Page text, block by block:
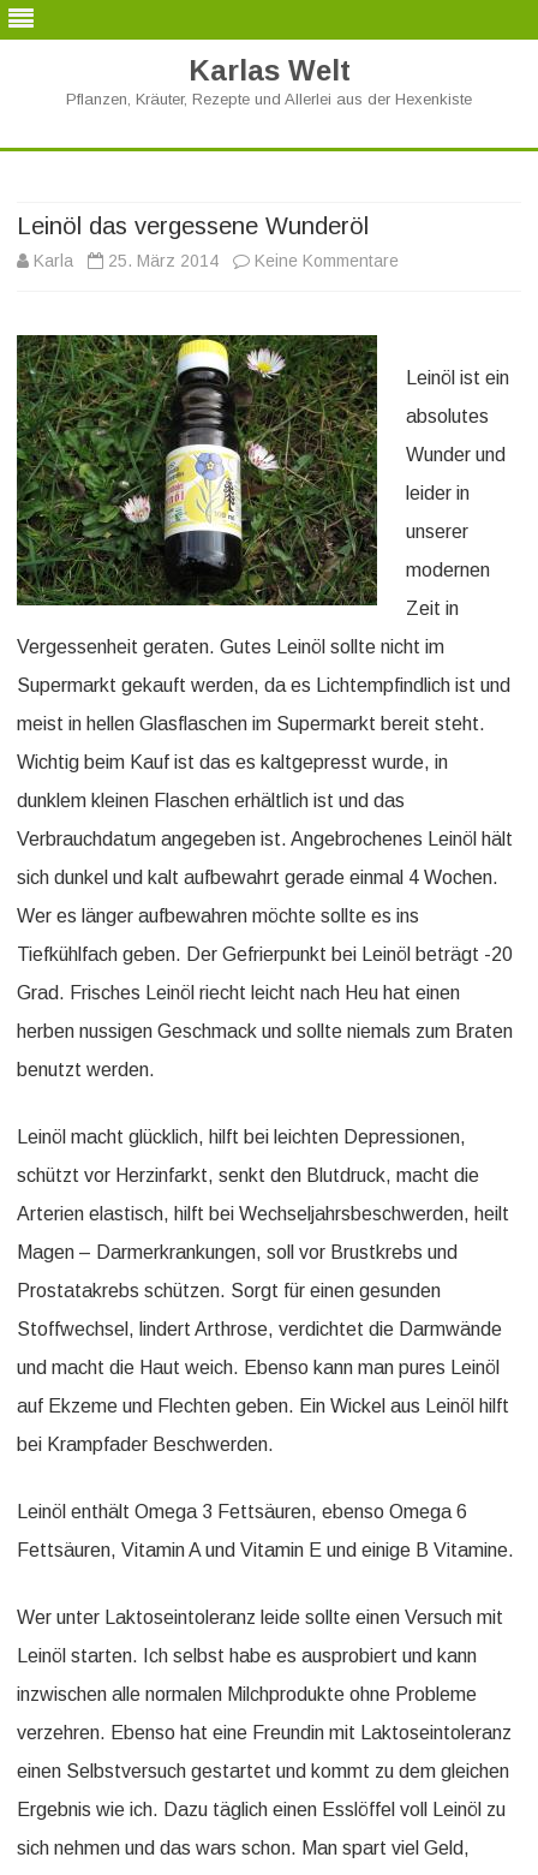
Karlas Welt
Pflanzen, Kräuter, Rezepte und Allerlei aus der Hexenkiste
Leinöl das vergessene Wunderöl
Karla 25. März 2014 Keine Kommentare
vergessene
Wunderöl
Leinöl ist ein
absolutes
Wunder und
leider in
unserer
modernen
Zeit in
Vergessenheit geraten. Gutes Leinöl sollte nicht im
Supermarkt gekauft werden, da es Lichtempfindlich ist und
meist in hellen Glasflaschen im Supermarkt bereit steht.
Wichtig beim Kauf ist das es kaltgepresst wurde, in
dunklem kleinen Flaschen erhältlich ist und das
Verbrauchdatum angegeben ist. Angebrochenes Leinöl hält
sich dunkel und kalt aufbewahrt gerade einmal 4 Wochen.
Wer es länger aufbewahren möchte sollte es ins
Tiefkühlfach geben. Der Gefrierpunkt bei Leinöl beträgt -20
Grad. Frisches Leinöl riecht leicht nach Heu hat einen
herben nussigen Geschmack und sollte niemals zum Braten
benutzt werden.
Leinöl macht glücklich, hilft bei leichten Depressionen,
schützt vor Herzinfarkt, senkt den Blutdruck, macht die
Arterien elastisch, hilft bei Wechseljahrsbeschwerden, heilt
Magen – Darmerkrankungen, soll vor Brustkrebs und
Prostatakrebs schützen. Sorgt für einen gesunden
Stoffwechsel, lindert Arthrose, verdichtet die Darmwände
und macht die Haut weich. Ebenso kann man pures Leinöl
auf Ekzeme und Flechten geben. Ein Wickel aus Leinöl hilft
bei Krampfader Beschwerden.
Leinöl enthält Omega 3 Fettsäuren, ebenso Omega 6
Fettsäuren, Vitamin A und Vitamin E und einige B Vitamine.
Wer unter Laktoseintoleranz leide sollte einen Versuch mit
Leinöl starten. Ich selbst habe es ausprobiert und kann
inzwischen alle normalen Milchprodukte ohne Probleme
verzehren. Ebenso hat eine Freundin mit Laktoseintoleranz
einen Selbstversuch gestartet und kommt zu dem gleichen
Ergebnis wie ich. Dazu täglich einen Esslöffel voll Leinöl zu
sich nehmen und das wars schon. Man spart viel Geld,